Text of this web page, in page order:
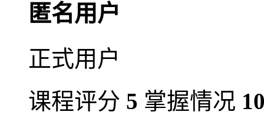
匿名用户
正式用户
课程评分 5 掌握情况